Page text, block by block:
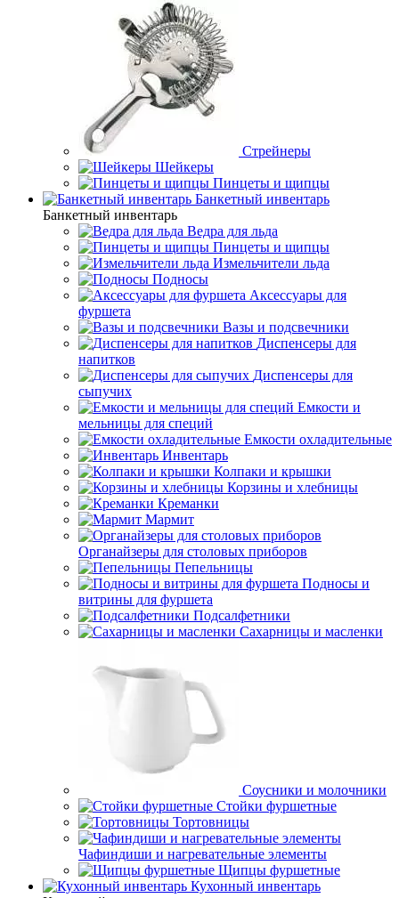
Стрейнеры
Шейкеры
Пинцеты и щипцы
Банкетный инвентарь
Банкетный инвентарь
Ведра для льда
Пинцеты и щипцы
Измельчители льда
Подносы
Аксессуары для
фуршета
Вазы и подсвечники
Диспенсеры для
напитков
Диспенсеры для
сыпучих
Емкости и
мельницы для специй
Емкости охладительные
Инвентарь
Колпаки и крышки
Корзины и хлебницы
Креманки
Мармит
Органайзеры для столовых приборов
Пепельницы
Подносы и
витрины для фуршета
Подсалфетники
Сахарницы и масленки
Соусники и молочники
Стойки фуршетные
Тортовницы
Чафиндиши и нагревательные элементы
Щипцы фуршетные
Кухонный инвентарь